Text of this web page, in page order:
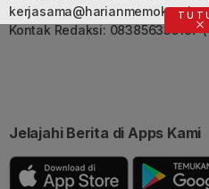
Kontak Redaksi: 083856335187
Jelajahi Berita di Apps Kami